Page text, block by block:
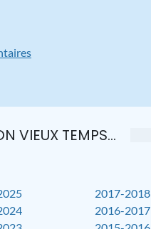
VIEUX TEMPS...
2017-2018
2016-2017